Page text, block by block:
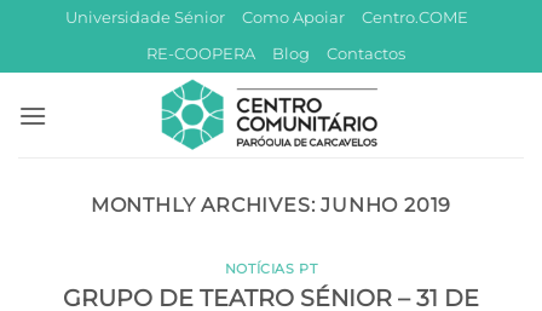
content
Universidade Sénior Como Apoiar
Centro.COME
RE-COOPERA
Blog Contactos
MONTHLY ARCHIVES:JUNHO 2019
NOTÍCIAS PT
GRUPO DE TEATRO SÉNIOR – 31 DE